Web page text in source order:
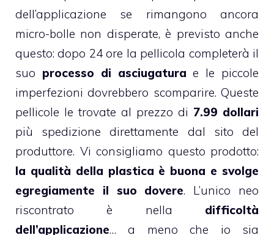
dell’applicazione se rimangono ancora
micro-bolle non disperate, è previsto anche
questo: dopo 24 ore la pellicola completerà il
suo processo di asciugatura e le piccole
imperfezioni dovrebbero scomparire. Queste
pellicole le trovate al prezzo di 7.99 dollari
più spedizione direttamente dal sito del
produttore. Vi consigliamo questo prodotto:
la qualità della plastica è buona e svolge
egregiamente il suo dovere. L’unico neo
riscontrato è nella difficoltà
dell’applicazione… a meno che io sia